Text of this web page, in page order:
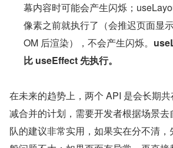
幕内容时可能会产生闪烁；
像素之前就执行了（会推迟页面显
OM 后渲染），不会产生闪烁。
比 useEffect 先执行。
在未来的趋势上，两个 API 是会长期
减合并的计划，需要开发者根据场景
队的建议非常实用，如果实在分不清